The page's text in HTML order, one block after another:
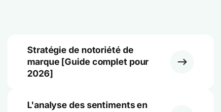
Stratégie de notoriété de
marque [Guide complet pour
2026]
L'analyse des sentiments en